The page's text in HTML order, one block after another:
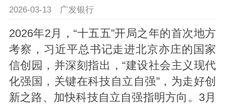
2026-03-13 广发银行
2026年2月，“十五五”开局之年的首次地方
考察，习近平总书记走进北京亦庄的国家
信创园，并深刻指出，“建设社会主义现代
化强国，关键在科技自立自强”，为走好创
新之路、加快科技自立自强指明方向。3月